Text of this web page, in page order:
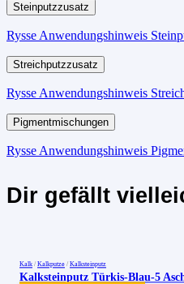
Steinputzzusatz
Rysse Anwendungshinweis
Streichputzzusatz
Rysse Anwendungshinweis
Pigmentmischungen
Rysse Anwendungshinweis
Dir gefällt
Kalk / Kalkputze / Kalksteinputz
Kalksteinputz Türkis-Blau-5